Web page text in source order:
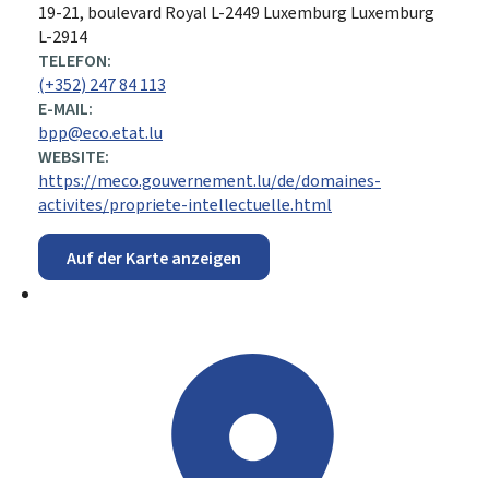
ADRESSE:
19-21, boulevard Royal L-2449 Luxemburg Luxemburg
L-2914
TELEFON:
(+352) 247 84 113
E-MAIL:
bpp@eco.etat.lu
WEBSITE:
https://meco.gouvernement.lu/de/domaines-
activites/propriete-intellectuelle.html
Auf der Karte anzeigen